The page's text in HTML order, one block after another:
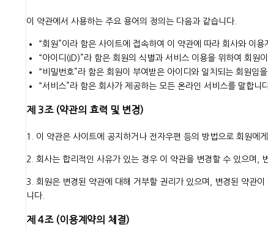
이 약관에서 사용하는 주요 용어의 정의는 다음과 같습니다.
“회원”이라 함은 사이트에 접속하여 이 약관에 따라 회사와 이
“아이디(ID)”라 함은 회원의 식별과 서비스 이용을 위하여 회원
“비밀번호”라 함은 회원이 부여받은 아이디와 일치되는 회원임
“서비스”라 함은 회사가 제공하는 모든 온라인 서비스를 말합니
제 3조 (약관의 효력 및 변경)
1. 이 약관은 사이트에 공지하거나 전자우편 등의 방법으로 회원에
2. 회사는 합리적인 사유가 있는 경우 이 약관을 변경할 수 있으며,
3. 회원은 변경된 약관에 대해 거부할 권리가 있으며, 변경된 약관
니다.
제 4조 (이용계약의 체결)